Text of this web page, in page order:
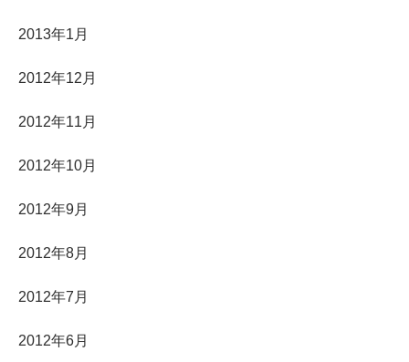
2013年1月
2012年12月
2012年11月
2012年10月
2012年9月
2012年8月
2012年7月
2012年6月